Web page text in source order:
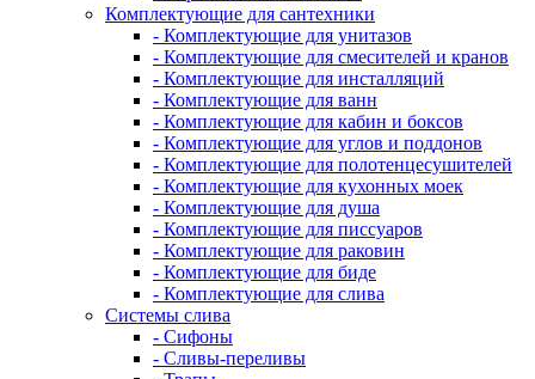
Комплектующие для сантехники
- Комплектующие для унитазов
- Комплектующие для смесителей и кранов
- Комплектующие для инсталляций
- Комплектующие для ванн
- Комплектующие для кабин и боксов
- Комплектующие для углов и поддонов
- Комплектующие для полотенцесушителей
- Комплектующие для кухонных моек
- Комплектующие для душа
- Комплектующие для писсуаров
- Комплектующие для раковин
- Комплектующие для биде
- Комплектующие для слива
Системы слива
- Сифоны
- Сливы-переливы